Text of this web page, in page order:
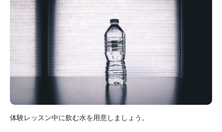
体験レッスン中に飲む水を用意しましょう。